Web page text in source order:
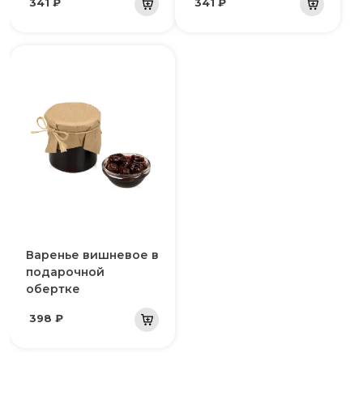
Варенье вишневое в
подарочной
обертке
398 ₽